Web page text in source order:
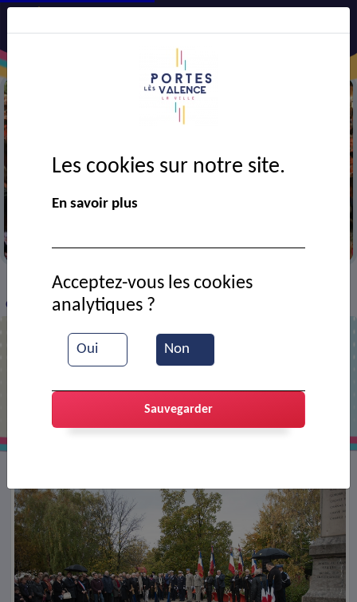
> VIE MUNICIPALE > Ressources documentaires
Cérémonie de l'armistice
Les cookies sur notre site.
En savoir plus
Oui Non
Acceptez-vous les cookies
analytiques ?
Sauvegarder